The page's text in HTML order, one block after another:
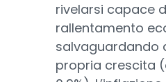
rivelarsi capace
rallentamento
salvaguardando
propria crescita